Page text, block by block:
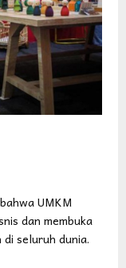
UMKM
dan membuka
seluruh dunia.